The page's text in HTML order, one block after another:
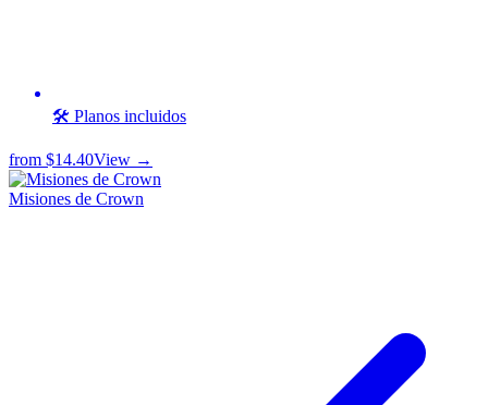
🛠️ Planos incluidos
from $14.40View →
Misiones de Crown